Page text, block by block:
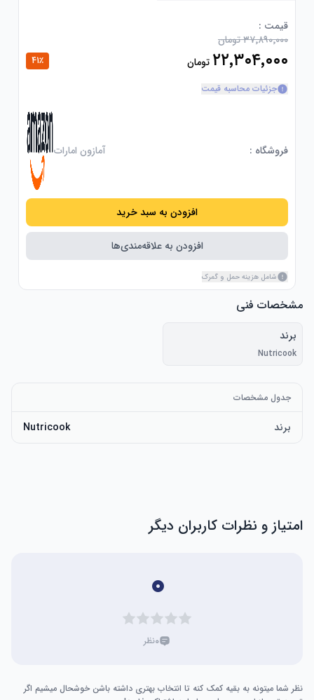
fryer basket and cooking tray are dishwasher-safe,
قیمت :
۳۷٬۸۹۰٬۰۰۰ تومان
۲۲٬۳۰۴٬۰۰۰ تومان 41٪
جزئیات محاسبه قیمت
فروشگاه : آمازون امارات
افزودن به سبد خرید
افزودن به علاقه‌مندی‌ها
شامل هزینه حمل و گمرک
مشخصات فنی
برند
Nutricook
جدول مشخصات
برند Nutricook
امتیاز و نظرات کاربران دیگر
۰
۰نظر
نظر شما میتونه به بقیه کمک کنه تا انتخاب بهتری داشته باشن خوشحال میشیم اگر